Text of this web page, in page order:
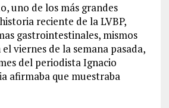
uno de los más grandes
reciente de la LVBP,
gastrointestinales, mismos
viernes de la semana pasada,
del periodista Ignacio
afirmaba que muestraba